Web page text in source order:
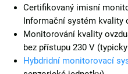
Certifikovaný imisní
Informační systém kvality
Monitorování kvality
bez přístupu 230 V
Hybdridní monitorovací